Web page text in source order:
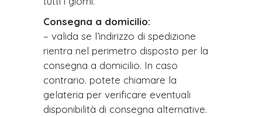
Consegna a domicilio:
– valida se l’indirizzo di spedizione
rientra nel perimetro disposto per la
consegna a domicilio. In caso
contrario. potete chiamare la
gelateria per verificare eventuali
disponibilità di consegna alternative.